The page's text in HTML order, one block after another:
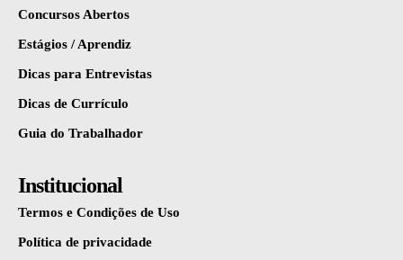
Concursos Abertos
Estágios / Aprendiz
Dicas para Entrevistas
Dicas de Currículo
Guia do Trabalhador
Institucional
Termos e Condições de Uso
Política de privacidade